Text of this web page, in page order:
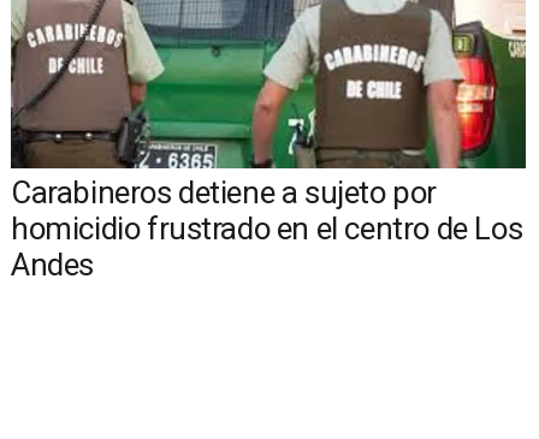
Carabineros detiene a sujeto por
homicidio frustrado en el centro de Los
Andes